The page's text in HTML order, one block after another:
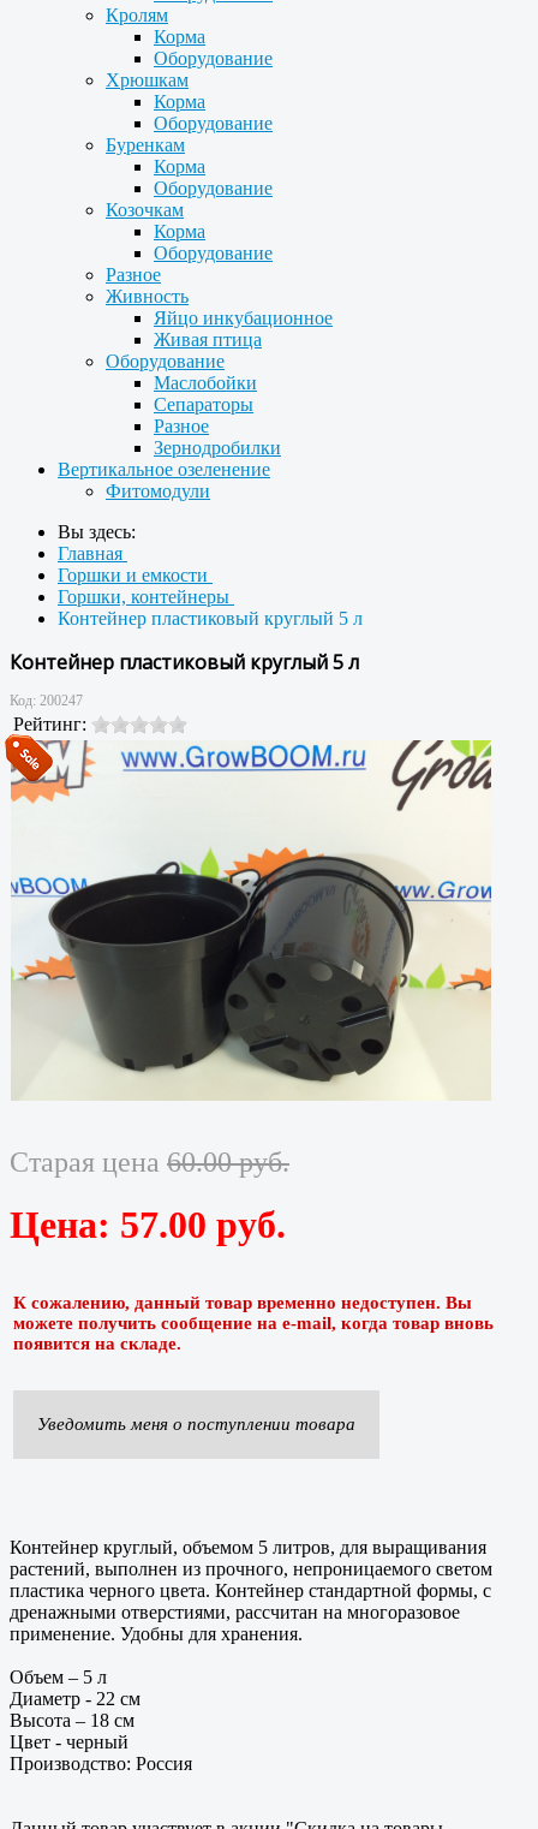
Кролям
Корма
Оборудование
Хрюшкам
Корма
Оборудование
Буренкам
Корма
Оборудование
Козочкам
Корма
Оборудование
Разное
Живность
Яйцо инкубационное
Живая птица
Оборудование
Маслобойки
Сепараторы
Разное
Зернодробилки
Вертикальное озеленение
Фитомодули
Вы здесь:
Главная
Горшки и емкости
Горшки, контейнеры
Контейнер пластиковый круглый 5 л
Контейнер пластиковый круглый 5 л
Код: 200247
Рейтинг:
Старая цена 60.00 руб.
Цена: 57.00 руб.
К сожалению, данный товар временно недоступен. Вы
можете получить сообщение на e-mail, когда товар вновь
появится на складе.
Уведомить меня о поступлении товара
Контейнер круглый, объемом 5 литров, для выращивания
растений, выполнен из прочного, непроницаемого светом
пластика черного цвета. Контейнер стандартной формы, с
дренажными отверстиями, рассчитан на многоразовое
применение. Удобны для хранения.
Объем – 5 л
Диаметр - 22 см
Высота – 18 см
Цвет - черный
Производство: Россия